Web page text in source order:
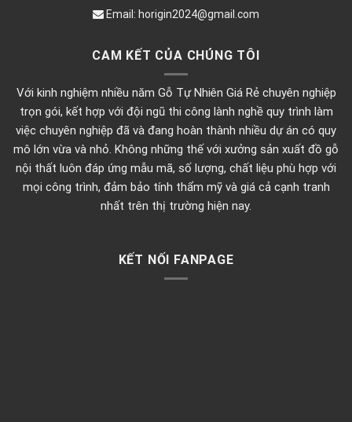
Email: horigin2024@gmail.com
CAM KẾT CỦA CHÚNG TÔI
Với kinh nghiệm nhiều năm Gỗ Tự Nhiên Giá Rẻ chuyên nghiệp
trọn gói, kết hợp với đội ngũ thi công lành nghề quy trình làm
việc chuyên nghiệp đã và đang hoàn thành nhiều dự án có quy
mô lớn vừa và nhỏ. Không những thế với xưởng sản xuất đồ gỗ
nội thất luôn đáp ứng mẫu mã, số lượng, chất liệu phù hợp với
mọi công trình, đảm bảo tính thẩm mỹ và giá cả cạnh tranh
nhất trên thị trường hiện nay.
KẾT NỐI FANPAGE